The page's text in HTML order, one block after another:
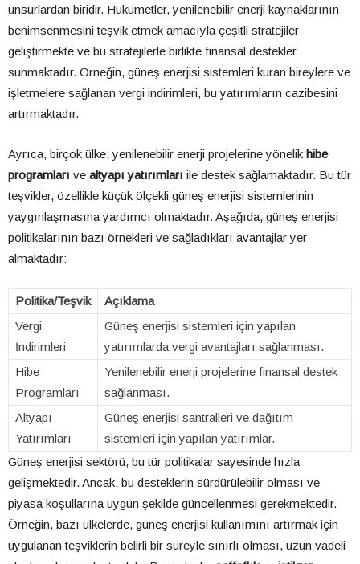
unsurlardan biridir. Hükümetler, yenilenebilir enerji kaynaklarının
benimsenmesini teşvik etmek amacıyla çeşitli stratejiler
geliştirmekte ve bu stratejilerle birlikte finansal destekler
sunmaktadır. Örneğin, güneş enerjisi sistemleri kuran bireylere ve
işletmelere sağlanan vergi indirimleri, bu yatırımların cazibesini
artırmaktadır.
Ayrıca, birçok ülke, yenilenebilir enerji projelerine yönelik hibe
programları ve altyapı yatırımları ile destek sağlamaktadır. Bu tür
teşvikler, özellikle küçük ölçekli güneş enerjisi sistemlerinin
yaygınlaşmasına yardımcı olmaktadır. Aşağıda, güneş enerjisi
politikalarının bazı örnekleri ve sağladıkları avantajlar yer
almaktadır:
Politika/Teşvik
Açıklama
Vergi
İndirimleri
Güneş enerjisi sistemleri için yapılan
yatırımlarda vergi avantajları sağlanması.
Hibe
Programları
Yenilenebilir enerji projelerine finansal destek
sağlanması.
Altyapı
Yatırımları
Güneş enerjisi santralleri ve dağıtım
sistemleri için yapılan yatırımlar.
Güneş enerjisi sektörü, bu tür politikalar sayesinde hızla
gelişmektedir. Ancak, bu desteklerin sürdürülebilir olması ve
piyasa koşullarına uygun şekilde güncellenmesi gerekmektedir.
Örneğin, bazı ülkelerde, güneş enerjisi kullanımını artırmak için
uygulanan teşviklerin belirli bir süreyle sınırlı olması, uzun vadeli